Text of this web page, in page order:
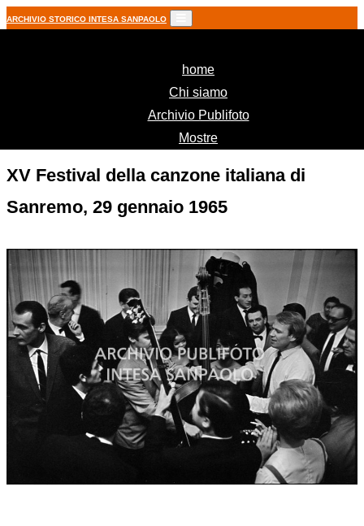
ARCHIVIO STORICO INTESA SANPAOLO
home(current)
Chi siamo
Archivio Publifoto
Mostre
XV Festival della canzone italiana di
Sanremo, 29 gennaio 1965